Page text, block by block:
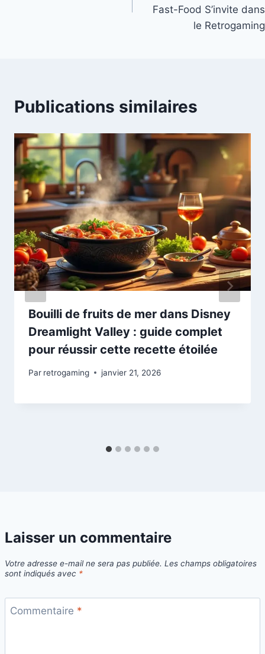
Fast-Food S’invite dans
le Retrogaming
Publications similaires
Bouilli de fruits de mer dans Disney
Dreamlight Valley : guide complet
pour réussir cette recette étoilée
Par retrogaming janvier 21, 2026
Laisser un commentaire
Votre adresse e-mail ne sera pas publiée. Les champs obligatoires
sont indiqués avec *
Commentaire *